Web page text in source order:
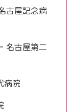
古屋記念病
名古屋第二
病院